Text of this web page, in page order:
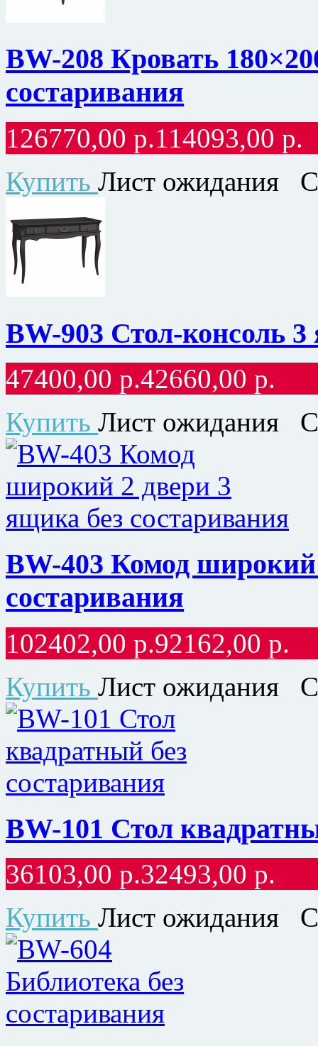
BW-208 Кровать
состаривания
126770,00 р.114093,00 р.
Купить Лист ожидания
BW-903 Стол-консоль
47400,00 р.42660,00 р.
Купить Лист ожидания
BW-403 Комод
состаривания
102402,00 р.92162,00 р.
Купить Лист ожидания
BW-101 Стол
36103,00 р.32493,00 р.
Купить Лист ожидания